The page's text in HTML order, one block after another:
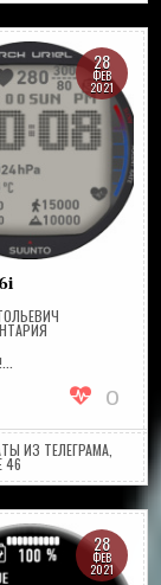
28
ФЕВ
2021
НА
0
ИЗ ТЕЛЕГРАМА
46
28
ФЕВ
2021